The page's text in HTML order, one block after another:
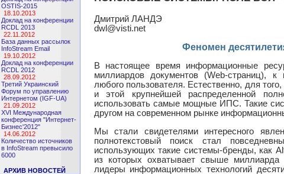
OSTIS-2015
18.10.2013
Доклад на конференции
RCDL 2013
22.11.2012
База данных рассылок
InfoStream Email
19.10.2012
Доклад на конференции
RCDL 2012
28.09.2012
Третий Украинский
Форум по управлению
Интернетом (IGF-UA)
21.09.2012
XVI Международная
конференция "Интернет-
Бизнес'2012"
14.06.2012
Количество источников
в InfoStream превысило
6000
АРХИВ НОВОСТЕЙ
Дмитрий ЛАНДЭ
dwl@visti.net
Феномен
В настоящее время информационные
миллиардов документов (Web-страниц),
любого пользователя. Естественно, для
и этой крупнейшей распределенной
использовать самые мощные ИПС. Такие
другом на современном рынке
Мы стали свидетелями интересного
полнотекстовый поиск стал
использующих такие системы-бренды, как
из которых охватывает свыше
лидеры информационных технологий